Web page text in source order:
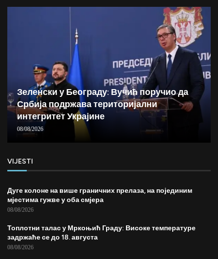
Зеленски у Београду: Вучић поручио да
Србија подржава територијални
интегритет Украјине
08/08/2026
VIJESTI
Дуге колоне на више граничних прелаза, на појединим
мјестима гужве у оба смјера
08/08/2026
Топлотни талас у Мркоњић Граду: Високе температуре
задржаће се до 18. августа
08/08/2026